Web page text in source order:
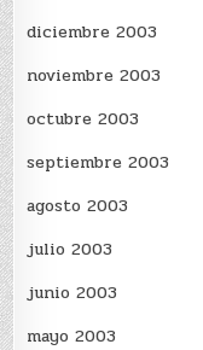
diciembre 2003
noviembre 2003
octubre 2003
septiembre 2003
agosto 2003
julio 2003
junio 2003
mayo 2003